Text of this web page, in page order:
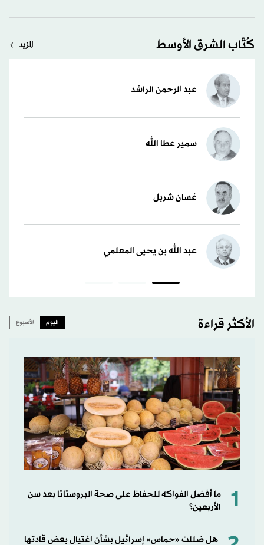
كُتّاب الشرق الأوسط المزيد
عبد الرحمن الراشد
سمير عطا الله
غسان شربل
عبد الله بن يحيى المعلمي
الأكثر قراءة اليوم الأسبوع
1
ما أفضل الفواكه للحفاظ على صحة البروستاتا بعد سن
الأربعين؟
هل ضللت «حماس» إسرائيل بشأن اغتيال بعض قادتها